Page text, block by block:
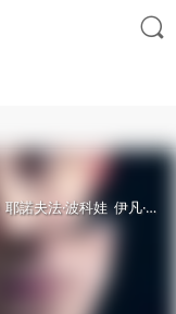

耶諾夫法·波科娃 伊凡·特洛伊